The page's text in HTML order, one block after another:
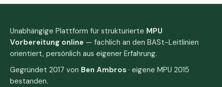
Unabhängige Plattform für strukturierte MPU
Vorbereitung online — fachlich an den BASt-Leitlinien
orientiert, persönlich aus eigener Erfahrung.
Gegründet 2017 von Ben Ambros · eigene MPU 2015
bestanden.